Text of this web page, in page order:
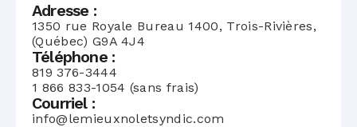
Adresse :
1350 rue Royale Bureau 1400, Trois-Rivières,
(Québec) G9A 4J4
Téléphone :
819 376-3444
1 866 833-1054 (sans frais)
Courriel :
info@lemieuxnoletsyndic.com